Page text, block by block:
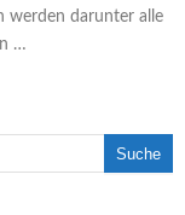
werden darunter alle
…